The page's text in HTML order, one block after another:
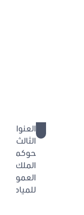
العنوان
الثالث:
حوكمة
الملك
العمومي
للمياه